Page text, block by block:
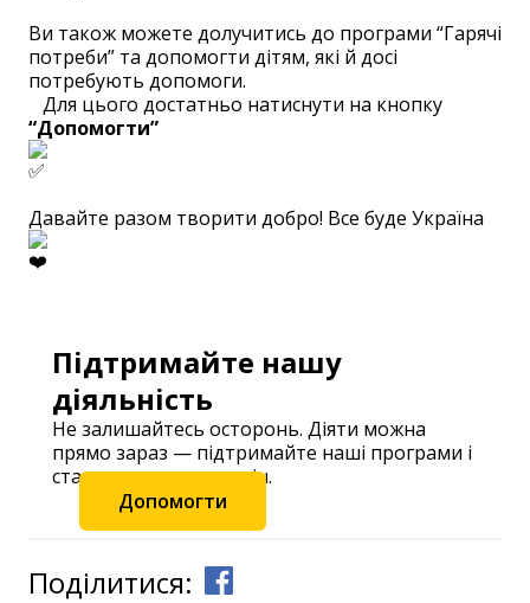
Ви також можете долучитись до програми “Гарячі
потреби” та допомогти дітям, які й досі
потребують допомоги.
⠀Для цього достатньо натиснути на кнопку
“Допомогти”
Давайте разом творити добро! Все буде Україна
Підтримайте нашу
діяльність
Не залишайтесь осторонь. Діяти можна
прямо зараз — підтримайте наші програми і
станьте частиною змін.
Допомогти
Поділитися: